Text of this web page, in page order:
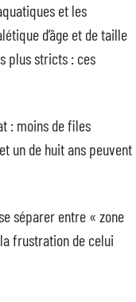
et les
d’âge et de taille
plus stricts : ces
: moins de files
un de huit ans peuvent
séparer entre « zone
frustration de celui